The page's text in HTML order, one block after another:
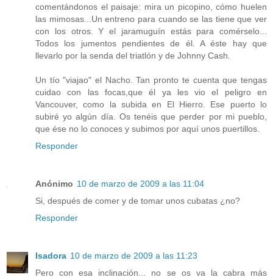
comentándonos el paisaje: mira un picopino, cómo huelen
las mimosas...Un entreno para cuando se las tiene que ver
con los otros. Y el jaramuguín estás para comérselo...
Todos los jumentos pendientes de él. A éste hay que
llevarlo por la senda del triatlón y de Johnny Cash.
Un tío "viajao" el Nacho. Tan pronto te cuenta que tengas
cuidao con las focas,que él ya les vio el peligro en
Vancouver, como la subida en El Hierro. Ese puerto lo
subiré yo algún día. Os tenéis que perder por mi pueblo,
que ése no lo conoces y subimos por aquí unos puertillos.
Responder
Anónimo 10 de marzo de 2009 a las 11:04
Si, después de comer y de tomar unos cubatas ¿no?
Responder
Isadora 10 de marzo de 2009 a las 11:23
Pero con esa inclinación... no se os va la cabra más